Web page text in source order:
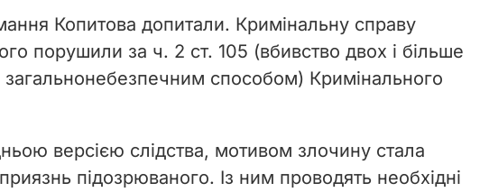
Копитова допитали. Кримінальну справу
порушили за ч. 2 ст. 105 (вбивство двох і більше
загальнонебезпечним способом) Кримінального
версією слідства, мотивом злочину стала
підозрюваного. Із ним проводять необхідні